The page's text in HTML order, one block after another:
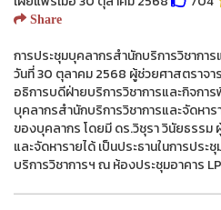
Share
การประชุมบุคลากรสำนักบริการวิชาการ
วันที่ 30 ตุลาคม 2568 ผู้ช่วยศาสตราจ
อธิการบดีฝ่ายบริการวิชาการและกิจการ
บุคลากรสำนักบริการวิชาการและจัดหา
ของบุคลากร โดยมี ดร.วิชุรา วินัยธรรม
และจัดหารายได้ เป็นประธานในการปร
บริการวิชาการฯ ณ ห้องประชุมอาคาร